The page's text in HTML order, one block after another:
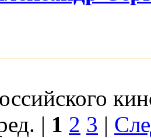
| 1 2 3 |